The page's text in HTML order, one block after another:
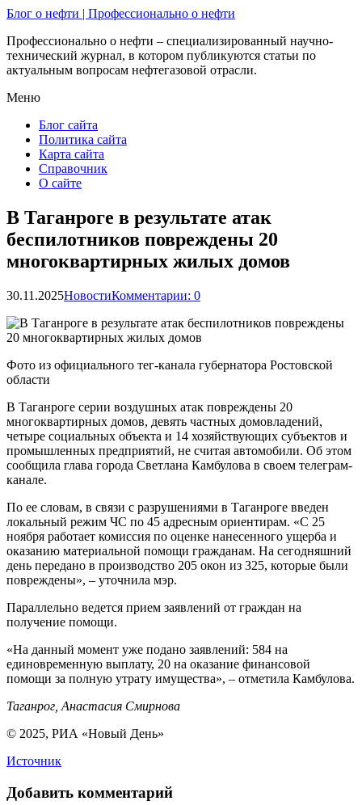
Блог о нефти | Профессионально о нефти
Профессионально о нефти – специализированный научно-
технический журнал, в котором публикуются статьи по
актуальным вопросам нефтегазовой отрасли.
Меню
Блог сайта
Политика сайта
Карта сайта
Справочник
О сайте
В Таганроге в результате атак
беспилотников повреждены 20
многоквартирных жилых домов
30.11.2025НовостиКомментарии: 0
Фото из официального тег-канала губернатора Ростовской
области
В Таганроге серии воздушных атак повреждены 20
многоквартирных домов, девять частных домовладений,
четыре социальных объекта и 14 хозяйствующих субъектов и
промышленных предприятий, не считая автомобили. Об этом
сообщила глава города Светлана Камбулова в своем телеграм-
канале.
По ее словам, в связи с разрушениями в Таганроге введен
локальный режим ЧС по 45 адресным ориентирам. «С 25
ноября работает комиссия по оценке нанесенного ущерба и
оказанию материальной помощи гражданам. На сегодняшний
день передано в производство 205 окон из 325, которые были
повреждены», – уточнила мэр.
Параллельно ведется прием заявлений от граждан на
получение помощи.
«На данный момент уже подано заявлений: 584 на
единовременную выплату, ⁠20 на оказание финансовой
помощи за полную утрату имущества», – отметила Камбулова.
Таганрог, Анастасия Смирнова
© 2025, РИА «Новый День»
Источник
Добавить комментарий